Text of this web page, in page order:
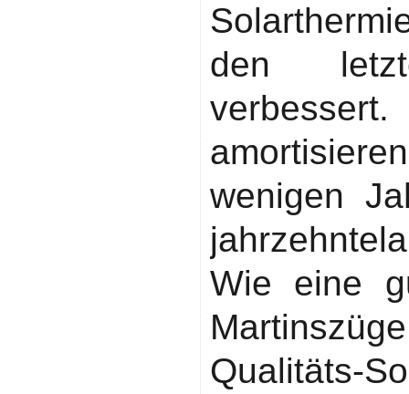
den
wenigen
Wie eine